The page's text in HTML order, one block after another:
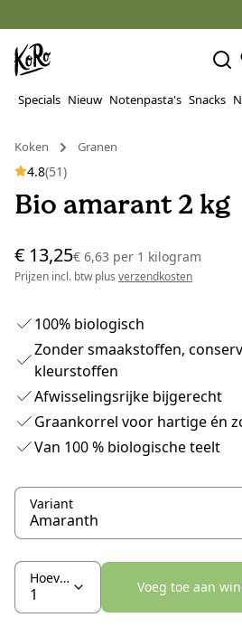
Specials Nieuw Notenpasta's Snacks
Koken
Granen
4.8(51)
Bio amarant 2 kg
€ 13,25€ 6,63 per 1 kilogram
Prijzen incl. btw plus verzendkosten
100% biologisch
Zonder smaakstoffen,
kleurstoffen
Afwisselingsrijke bijgerecht
Graankorrel voor hartige én
Van 100 % biologische teelt
Variant
Hoeveelheid
Voeg toe aan